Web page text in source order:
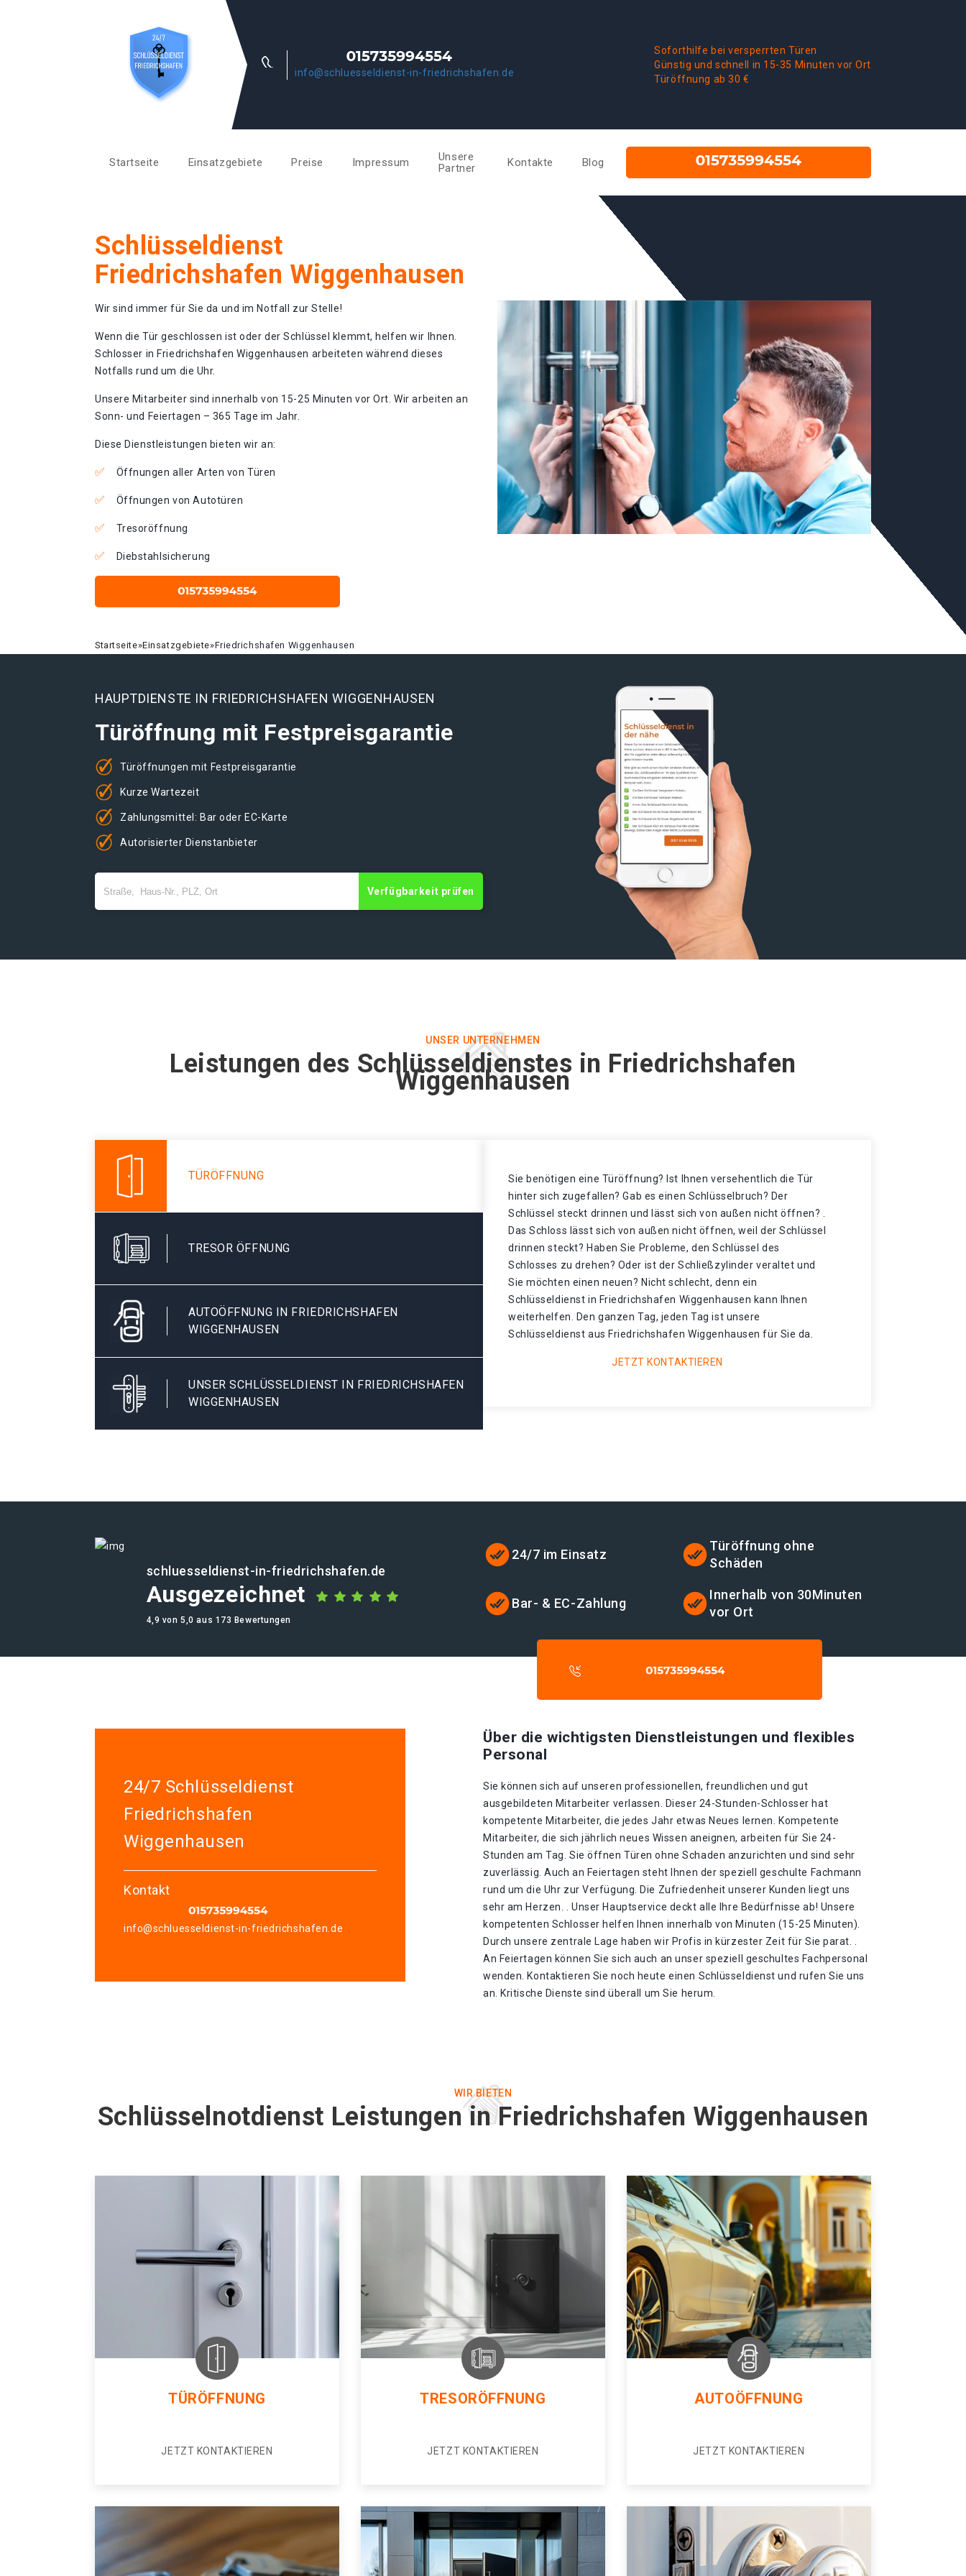
info@schluesseldienst-in-friedrichshafen.de
Soforthilfe bei versperrten Türen
Günstig und schnell in 15-35 Minuten vor Ort
Türöffnung ab 30 €
Startseite Einsatzgebiete Preise Impressum
Unsere
Partner
Kontakte Blog
Schlüsseldienst
Friedrichshafen Wiggenhausen
Wir sind immer für Sie da und im Notfall zur Stelle!
Wenn die Tür geschlossen ist oder der Schlüssel klemmt, helfen wir Ihnen.
Schlosser in Friedrichshafen Wiggenhausen arbeiteten während dieses
Notfalls rund um die Uhr.
Unsere Mitarbeiter sind innerhalb von 15-25 Minuten vor Ort. Wir arbeiten an
Sonn- und Feiertagen – 365 Tage im Jahr.
Diese Dienstleistungen bieten wir an:
Öffnungen aller Arten von Türen
Öffnungen von Autotüren
Tresoröffnung
Diebstahlsicherung
Startseite»Einsatzgebiete»Friedrichshafen Wiggenhausen
HAUPTDIENSTE IN FRIEDRICHSHAFEN WIGGENHAUSEN
Türöffnung mit Festpreisgarantie
Türöffnungen mit Festpreisgarantie
Kurze Wartezeit
Zahlungsmittel: Bar oder EC-Karte
Autorisierter Dienstanbieter
Verfügbarkeit prüfen
UNSER UNTERNEHMEN
Leistungen des Schlüsseldienstes in Friedrichshafen
Wiggenhausen
TÜRÖFFNUNG
TRESOR ÖFFNUNG
AUTOÖFFNUNG IN FRIEDRICHSHAFEN
WIGGENHAUSEN
UNSER SCHLÜSSELDIENST IN FRIEDRICHSHAFEN
WIGGENHAUSEN
Sie benötigen eine Türöffnung? Ist Ihnen versehentlich die Tür
hinter sich zugefallen? Gab es einen Schlüsselbruch? Der
Schlüssel steckt drinnen und lässt sich von außen nicht öffnen? .
Das Schloss lässt sich von außen nicht öffnen, weil der Schlüssel
drinnen steckt? Haben Sie Probleme, den Schlüssel des
Schlosses zu drehen? Oder ist der Schließzylinder veraltet und
Sie möchten einen neuen? Nicht schlecht, denn ein
Schlüsseldienst in Friedrichshafen Wiggenhausen kann Ihnen
weiterhelfen. Den ganzen Tag, jeden Tag ist unsere
Schlüsseldienst aus Friedrichshafen Wiggenhausen für Sie da.
JETZT KONTAKTIEREN
schluesseldienst-in-friedrichshafen.de
Ausgezeichnet
4,9 von 5,0 aus 173 Bewertungen
24/7 im Einsatz
Türöffnung ohne
Schäden
Bar- & EC-Zahlung
Innerhalb von 30Minuten
vor Ort
24/7 Schlüsseldienst
Friedrichshafen
Wiggenhausen
Kontakt
info@schluesseldienst-in-friedrichshafen.de
Über die wichtigsten Dienstleistungen und flexibles
Personal
Sie können sich auf unseren professionellen, freundlichen und gut
ausgebildeten Mitarbeiter verlassen. Dieser 24-Stunden-Schlosser hat
kompetente Mitarbeiter, die jedes Jahr etwas Neues lernen. Kompetente
Mitarbeiter, die sich jährlich neues Wissen aneignen, arbeiten für Sie 24-
Stunden am Tag. Sie öffnen Türen ohne Schaden anzurichten und sind sehr
zuverlässig. Auch an Feiertagen steht Ihnen der speziell geschulte Fachmann
rund um die Uhr zur Verfügung. Die Zufriedenheit unserer Kunden liegt uns
sehr am Herzen. . Unser Hauptservice deckt alle Ihre Bedürfnisse ab! Unsere
kompetenten Schlosser helfen Ihnen innerhalb von Minuten (15-25 Minuten).
Durch unsere zentrale Lage haben wir Profis in kürzester Zeit für Sie parat. .
An Feiertagen können Sie sich auch an unser speziell geschultes Fachpersonal
wenden. Kontaktieren Sie noch heute einen Schlüsseldienst und rufen Sie uns
an. Kritische Dienste sind überall um Sie herum.
WIR BIETEN
Schlüsselnotdienst Leistungen in Friedrichshafen Wiggenhausen
TÜRÖFFNUNG
JETZT KONTAKTIEREN
TRESORÖFFNUNG
JETZT KONTAKTIEREN
AUTOÖFFNUNG
JETZT KONTAKTIEREN